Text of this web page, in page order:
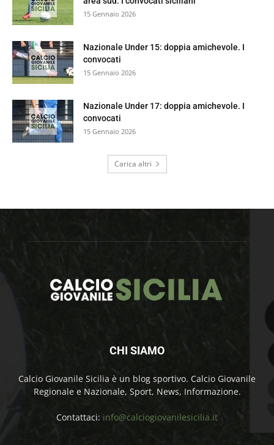
15 Gennaio 2026
Nazionale Under 15: doppia amichevole. I
convocati
15 Gennaio 2026
Nazionale Under 17: doppia amichevole. I
convocati
15 Gennaio 2026
Carica altri
CHI SIAMO
Calcio Giovanile Sicilia è un blog sportivo. Calcio Giovanile
Regionale e Nazionale, Sport, News, Informazione.
Contattaci: info@calciogiovanilesicilia.it